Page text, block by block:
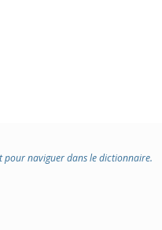
pour naviguer dans le dictionnaire.